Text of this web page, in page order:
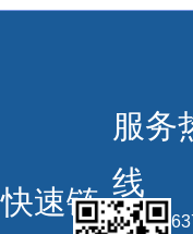
快速链
服务
线